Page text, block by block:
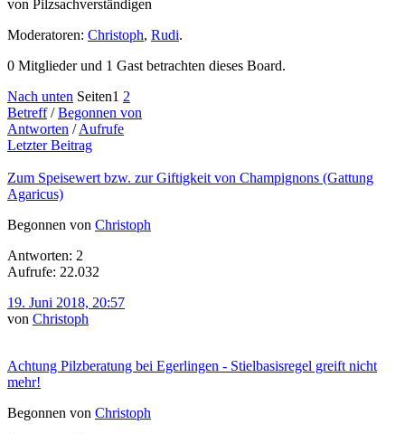
von Pilzsachverständigen
Moderatoren: Christoph, Rudi.
0 Mitglieder und 1 Gast betrachten dieses Board.
Nach unten Seiten1 2
Betreff/Begonnen von
Antworten /Aufrufe
Letzter Beitrag
Zum Speisewert bzw. zur Giftigkeit von Champignons (Gattung
Agaricus)
Begonnen von Christoph
Antworten: 2
Aufrufe: 22.032
19. Juni 2018, 20:57
von Christoph
Achtung Pilzberatung bei Egerlingen - Stielbasisregel greift nicht
mehr!
Begonnen von Christoph